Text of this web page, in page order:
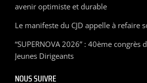
avenir optimiste et durable
Le manifeste du CJD appelle à refaire
“SUPERNOVA 2026” : 40ème congrès
Jeunes Dirigeants
NOUS SUIVRE